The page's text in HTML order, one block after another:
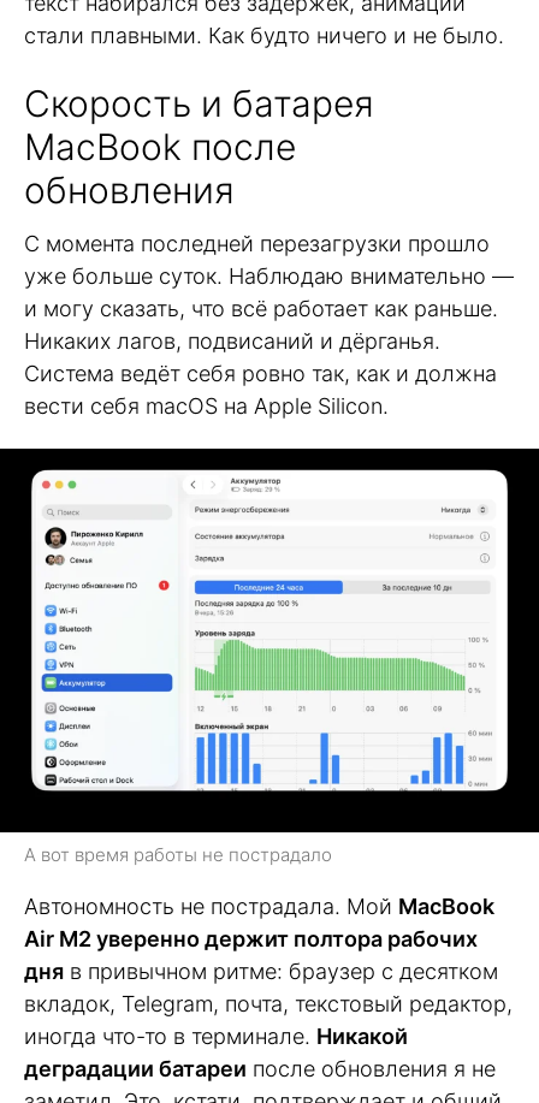
стали плавными. Как будто ничего и не было.
Скорость и батарея
MacBook после
обновления
С момента последней перезагрузки прошло
уже больше суток. Наблюдаю внимательно —
и могу сказать, что всё работает как раньше.
Никаких лагов, подвисаний и дёрганья.
Система ведёт себя ровно так, как и должна
вести себя macOS на Apple Silicon.
А вот время работы не пострадало
Автономность не пострадала. Мой MacBook
Air M2 уверенно держит полтора рабочих
дня в привычном ритме: браузер с десятком
вкладок, Telegram, почта, текстовый редактор,
иногда что-то в терминале. Никакой
деградации батареи после обновления я не